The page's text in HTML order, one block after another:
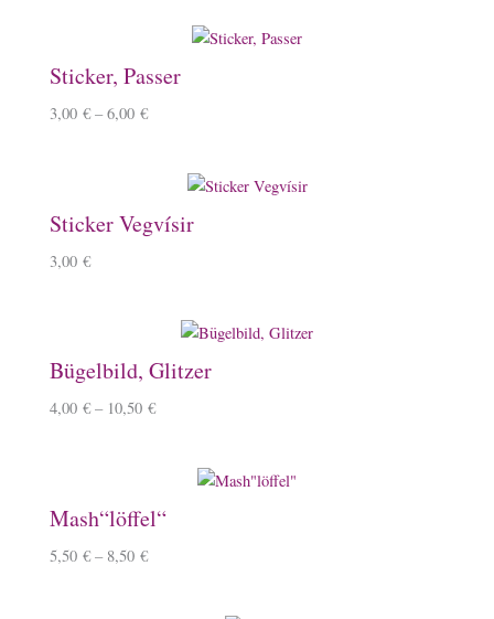
Sticker, Passer
3,00 € –6,00 €
Sticker Vegvísir
3,00 €
Bügelbild, Glitzer
4,00 € – 10,50 €
Mash“löffel“
5,50 € – 8,50 €